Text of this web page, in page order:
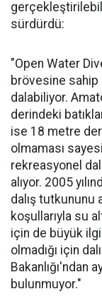
sürdürdü:
"Open Water
brövesine sahip
dalabiliyor.
derindeki
ise 18 metre
olmaması
rekreasyonel
alıyor. 2005
dalış tutkununu
koşullarıyla su
için de büyük
olmadığı için
Bakanlığı'ndan
bulunmuyor."